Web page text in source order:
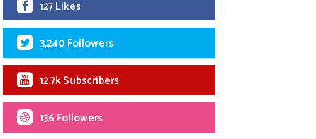
127 Likes
3,240 Followers
12.7k Subscribers
136 Followers